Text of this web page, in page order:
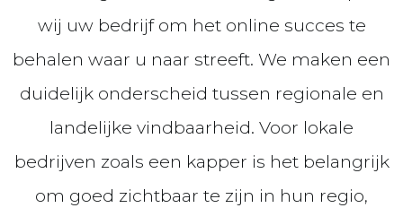
wij uw bedrijf om het online succes te
behalen waar u naar streeft. We maken een
duidelijk onderscheid tussen regionale en
landelijke vindbaarheid. Voor lokale
bedrijven zoals een kapper is het belangrijk
om goed zichtbaar te zijn in hun regio,